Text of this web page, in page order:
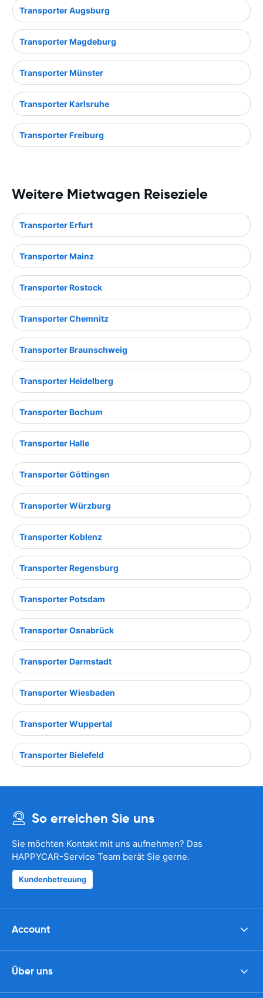
Transporter Augsburg
Transporter Magdeburg
Transporter Münster
Transporter Karlsruhe
Transporter Freiburg
Weitere Mietwagen Reiseziele
Transporter Erfurt
Transporter Mainz
Transporter Rostock
Transporter Chemnitz
Transporter Braunschweig
Transporter Heidelberg
Transporter Bochum
Transporter Halle
Transporter Göttingen
Transporter Würzburg
Transporter Koblenz
Transporter Regensburg
Transporter Potsdam
Transporter Osnabrück
Transporter Darmstadt
Transporter Wiesbaden
Transporter Wuppertal
Transporter Bielefeld
So erreichen Sie uns
Sie möchten Kontakt mit uns aufnehmen? Das
HAPPYCAR-Service Team berät Sie gerne.
Kundenbetreuung
Account
Über uns